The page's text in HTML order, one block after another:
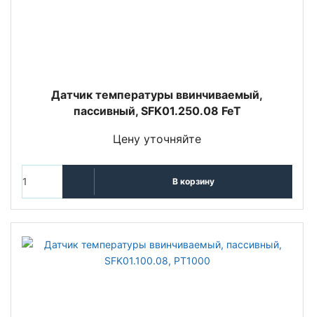
Датчик температуры ввинчиваемый,
пассивный, SFK01.250.08 FeT
Цену уточняйте
В корзину